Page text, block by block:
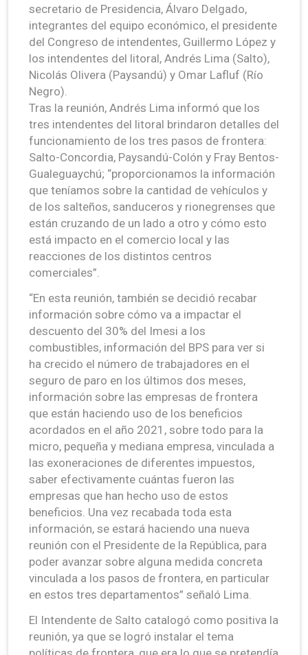
secretario de Presidencia, Álvaro Delgado,
integrantes del equipo económico, el presidente
del Congreso de intendentes, Guillermo López y
los intendentes del litoral, Andrés Lima (Salto),
Nicolás Olivera (Paysandú) y Omar Lafluf (Río
Negro).
Tras la reunión, Andrés Lima informó que los
tres intendentes del litoral brindaron detalles del
funcionamiento de los tres pasos de frontera:
Salto-Concordia, Paysandú-Colón y Fray Bentos-
Gualeguaychú; “proporcionamos la información
que teníamos sobre la cantidad de vehículos y
de los salteños, sanduceros y rionegrenses que
están cruzando de un lado a otro y cómo esto
está impacto en el comercio local y las
reacciones de los distintos centros
comerciales”.
“En esta reunión, también se decidió recabar
información sobre cómo va a impactar el
descuento del 30% del Imesi a los
combustibles, información del BPS para ver si
ha crecido el número de trabajadores en el
seguro de paro en los últimos dos meses,
información sobre las empresas de frontera
que están haciendo uso de los beneficios
acordados en el año 2021, sobre todo para la
micro, pequeña y mediana empresa, vinculada a
las exoneraciones de diferentes impuestos,
saber efectivamente cuántas fueron las
empresas que han hecho uso de estos
beneficios. Una vez recabada toda esta
información, se estará haciendo una nueva
reunión con el Presidente de la República, para
poder avanzar sobre alguna medida concreta
vinculada a los pasos de frontera, en particular
en estos tres departamentos” señaló Lima.
El Intendente de Salto catalogó como positiva la
reunión, ya que se logró instalar el tema